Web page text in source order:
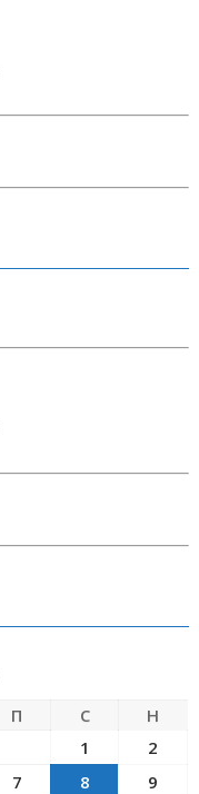
П С Н
1
2
7 8
9